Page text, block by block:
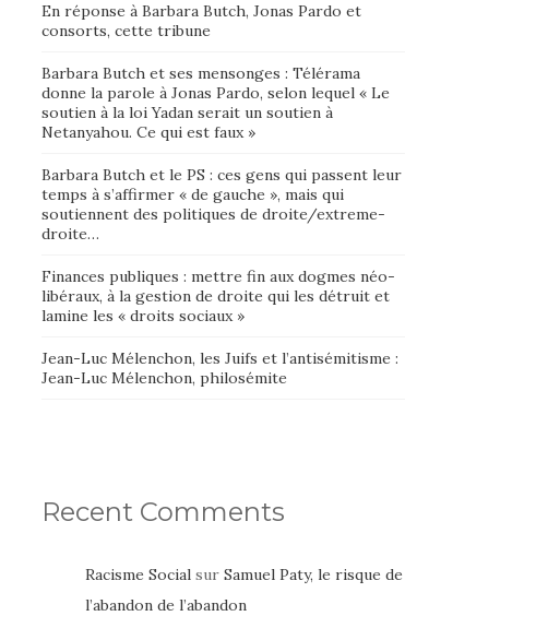
En réponse à Barbara Butch, Jonas Pardo et
consorts, cette tribune
Barbara Butch et ses mensonges : Télérama
donne la parole à Jonas Pardo, selon lequel « Le
soutien à la loi Yadan serait un soutien à
Netanyahou. Ce qui est faux »
Barbara Butch et le PS : ces gens qui passent leur
temps à s’affirmer « de gauche », mais qui
soutiennent des politiques de droite/extreme-
droite…
Finances publiques : mettre fin aux dogmes néo-
libéraux, à la gestion de droite qui les détruit et
lamine les « droits sociaux »
Jean-Luc Mélenchon, les Juifs et l’antisémitisme :
Jean-Luc Mélenchon, philosémite
Recent Comments
Racisme Socialsur Samuel Paty, le risque de
l’abandon de l’abandon